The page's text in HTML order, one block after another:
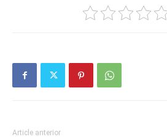
Article anterior